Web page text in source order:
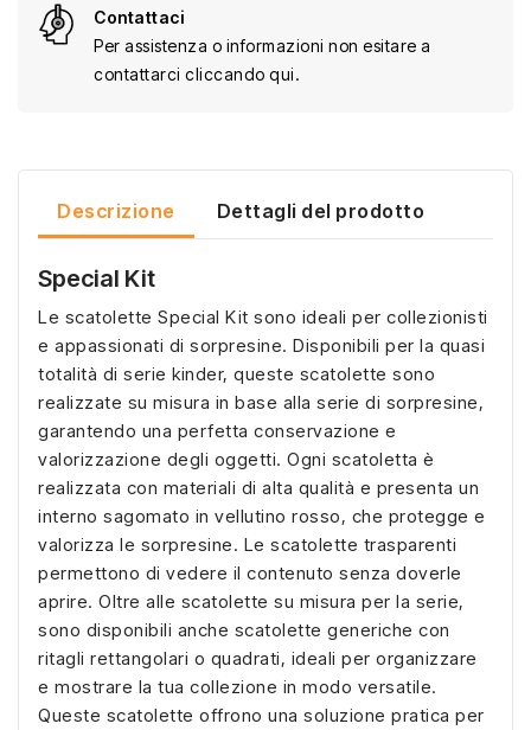
Contattaci
Per assistenza o informazioni non esitare a
contattarci cliccando qui.
Descrizione Dettagli del prodotto
Special Kit
Le scatolette Special Kit sono ideali per collezionisti
e appassionati di sorpresine. Disponibili per la quasi
totalità di serie kinder, queste scatolette sono
realizzate su misura in base alla serie di sorpresine,
garantendo una perfetta conservazione e
valorizzazione degli oggetti. Ogni scatoletta è
realizzata con materiali di alta qualità e presenta un
interno sagomato in vellutino rosso, che protegge e
valorizza le sorpresine. Le scatolette trasparenti
permettono di vedere il contenuto senza doverle
aprire. Oltre alle scatolette su misura per la serie,
sono disponibili anche scatolette generiche con
ritagli rettangolari o quadrati, ideali per organizzare
e mostrare la tua collezione in modo versatile.
Queste scatolette offrono una soluzione pratica per